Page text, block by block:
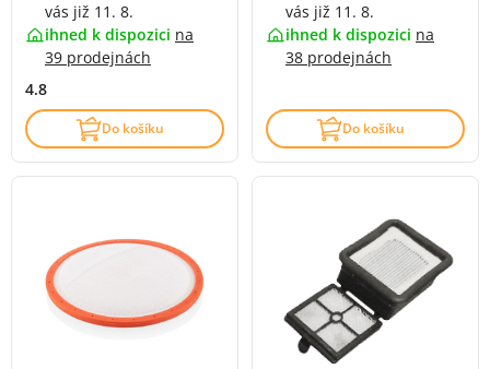
vás již 11. 8.
ihned k dispozici na
39 prodejnách
4.8
Do košíku
vás již 11. 8.
ihned k dispozici na
38 prodejnách
Do košíku